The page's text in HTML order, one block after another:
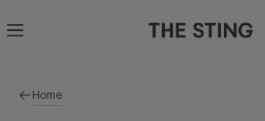
direct naar
zoekbalkHome